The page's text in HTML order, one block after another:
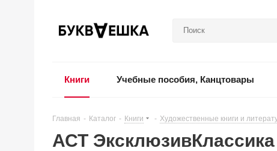
Книги Учебные пособия, Канцтовары
Главная - Каталог - Книги - Художественные книги и
АСТ